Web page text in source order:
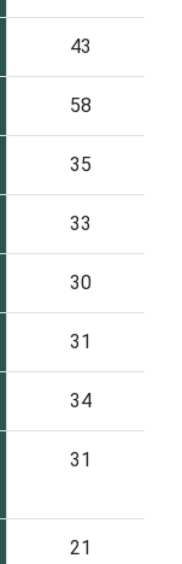
43
58
35
33
30
31
34
31
21